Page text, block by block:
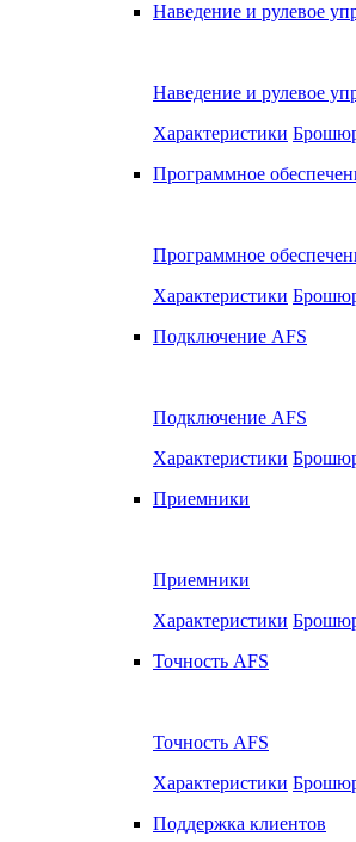
Наведение и рулевое
Наведение и рулевое
Характеристики
Программное
Программное
Характеристики
Подключение AFS
Подключение AFS
Характеристики
Приемники
Приемники
Характеристики
Точность AFS
Точность AFS
Характеристики
Поддержка клиентов